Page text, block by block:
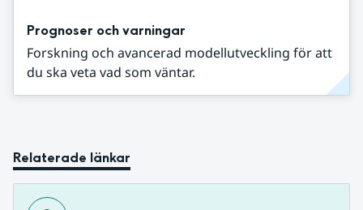
Prognoser och varningar
Forskning och avancerad modellutveckling för att
du ska veta vad som väntar.
Relaterade länkar